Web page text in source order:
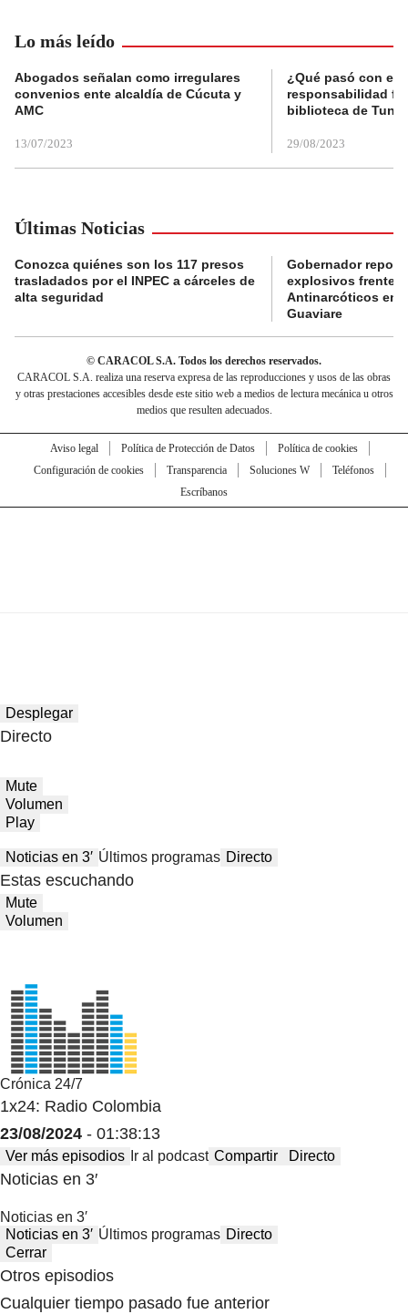
Lo más leído
Abogados señalan como irregulares
convenios ente alcaldía de Cúcuta y
AMC
13/07/2023
¿Qué pasó con el
responsabilidad
biblioteca de
29/08/2023
Últimas Noticias
Conozca quiénes son los 117 presos
trasladados por el INPEC a cárceles de
alta seguridad
Gobernador
explosivos frente a
Antinarcóticos en
Guaviare
© CARACOL S.A. Todos los derechos reservados.
CARACOL S.A. realiza una reserva expresa de las reproducciones y usos de las obras
y otras prestaciones accesibles desde este sitio web a medios de lectura mecánica u otros
medios que resulten adecuados.
Aviso legal Política de Protección de Datos
Política de cookies
Configuración de cookies
Transparencia Soluciones W
Teléfonos
Escríbanos
Desplegar
Directo
Mute
Volumen
Play
Noticias en 3′ Últimos programas Directo
Estas escuchando
Mute
Volumen
Crónica 24/7
1x24: Radio Colombia
23/08/2024 - 01:38:13
Ver más episodios Ir al podcast Compartir Directo
Noticias en 3′
Noticias en 3′
Noticias en 3′ Últimos programas Directo
Cerrar
Otros episodios
Cualquier tiempo pasado fue anterior